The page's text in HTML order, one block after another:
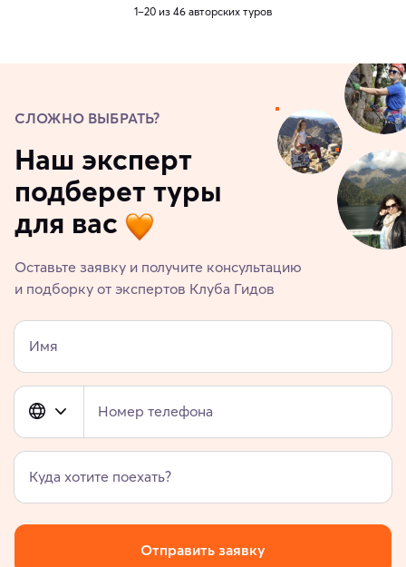
1–20 из 46 авторских туров
СЛОЖНО ВЫБРАТЬ?
Наш эксперт
подберет туры
для вас
Оставьте заявку и получите консультацию
и подборку от экспертов Клуба Гидов
Имя
Номер телефона
Куда хотите поехать?
Отправить заявку